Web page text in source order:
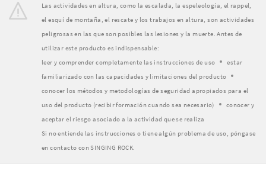
Las actividades en altura, como la escalada, la espeleología, el rappel,
el esquí de montaña, el rescate y los trabajos en altura, son actividades
peligrosas en las que son posibles las lesiones y la muerte. Antes de
utilizar este producto es indispensable:
leer y comprender completamente las instrucciones de uso
estar
familiarizado con las capacidades y limitaciones del producto
conocer los métodos y metodologías de seguridad apropiados para el
uso del producto (recibir formación cuando sea necesario)
conocer y
aceptar el riesgo asociado a la actividad que se realiza
Si no entiende las instrucciones o tiene algún problema de uso, póngase
en contacto con SINGING ROCK.